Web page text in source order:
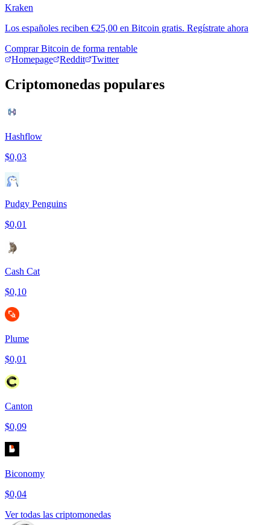
Kraken
Los españoles reciben €25,00 en Bitcoin gratis. Regístrate ahora
Comprar Bitcoin de forma rentable
Homepage
Reddit Twitter
Criptomonedas populares
Hashflow
$0,03
Pudgy Penguins
$0,01
Cash Cat
$0,10
Plume
$0,01
Canton
$0,09
Biconomy
$0,04
Ver todas las criptomonedas